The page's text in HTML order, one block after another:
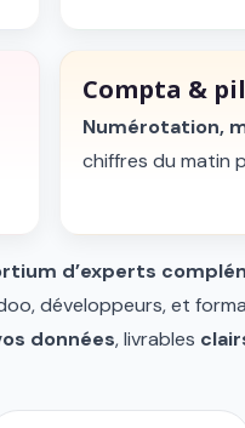
Compta &
Numérotation,
chiffres du matin
d’experts
développeurs, et
données, livrables